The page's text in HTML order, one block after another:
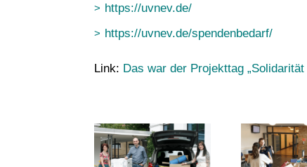
https://uvnev.de/
https://uvnev.de/spendenbedarf/
Link: Das war der Projekttag